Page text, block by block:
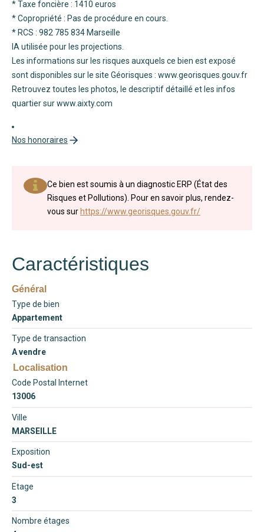
* Taxe foncière : 1410 euros
* Copropriété : Pas de procédure en cours.
* RCS : 982 785 834 Marseille
IA utilisée pour les projections.
Les informations sur les risques auxquels ce bien est exposé
sont disponibles sur le site Géorisques : www.georisques.gouv.fr
Retrouvez toutes les photos, le descriptif détaillé et les infos
quartier sur www.aixty.com
Nos honoraires
Ce bien est soumis à un diagnostic ERP (État des
Risques et Pollutions). Pour en savoir plus, rendez-
vous surhttps://www.georisques.gouv.fr/
Caractéristiques
Général
Type de bien
Appartement
Type de transaction
A vendre
Localisation
Code Postal Internet
13006
Ville
MARSEILLE
Exposition
Sud-est
Etage
3
Nombre étages